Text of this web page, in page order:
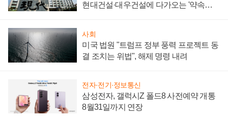
현대건설·대우건설에 다가오는 '약속의
사회
미국 법원 "트럼프 정부 풍력 프로젝트 동
결 조치는 위법", 해제 명령 내려
전자·전기·정보통신
삼성전자, 갤럭시Z 폴드8 사전예약 개통
8월31일까지 연장